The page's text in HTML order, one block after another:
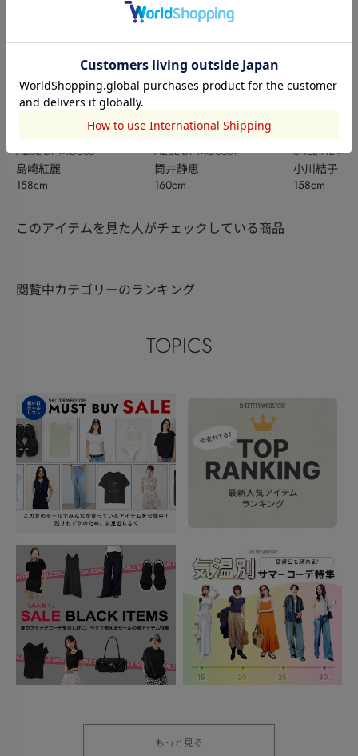
AZUL BY MOUSSY
島崎紅麗
158cm
AZUL BY MOUSSY
筒井静恵
160cm
SHEL’TTER
小川結子
158cm
このアイテムを見た人がチェックしている商品
閲覧中カテゴリーのランキング
TOPICS
もっと見る